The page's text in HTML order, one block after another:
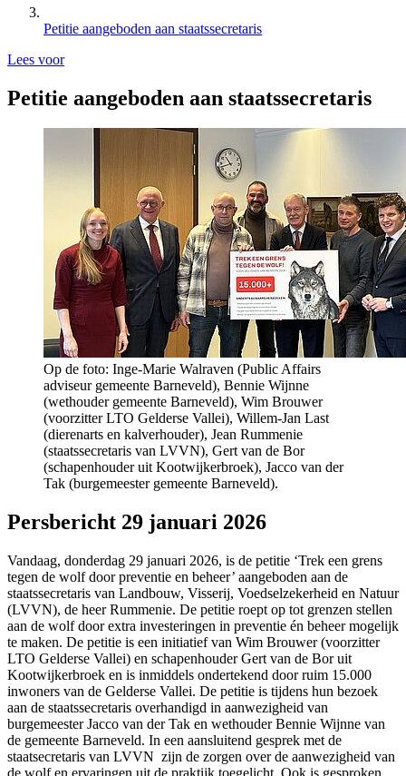
Petitie aangeboden aan staatssecretaris
Lees voor
Petitie aangeboden aan staatssecretaris
Op de foto: Inge-Marie Walraven (Public Affairs
adviseur gemeente Barneveld), Bennie Wijnne
(wethouder gemeente Barneveld), Wim Brouwer
(voorzitter LTO Gelderse Vallei), Willem-Jan Last
(dierenarts en kalverhouder), Jean Rummenie
(staatssecretaris van LVVN), Gert van de Bor
(schapenhouder uit Kootwijkerbroek), Jacco van der
Tak (burgemeester gemeente Barneveld).
Persbericht 29 januari 2026
Vandaag, donderdag 29 januari 2026, is de petitie ‘Trek een grens
tegen de wolf door preventie en beheer’ aangeboden aan de
staatssecretaris van Landbouw, Visserij, Voedselzekerheid en Natuur
(LVVN), de heer Rummenie. De petitie roept op tot grenzen stellen
aan de wolf door extra investeringen in preventie én beheer mogelijk
te maken. De petitie is een initiatief van Wim Brouwer (voorzitter
LTO Gelderse Vallei) en schapenhouder Gert van de Bor uit
Kootwijkerbroek en is inmiddels ondertekend door ruim 15.000
inwoners van de Gelderse Vallei. De petitie is tijdens hun bezoek
aan de staatssecretaris overhandigd in aanwezigheid van
burgemeester Jacco van der Tak en wethouder Bennie Wijnne van
de gemeente Barneveld. In een aansluitend gesprek met de
staatsecretaris van LVVN zijn de zorgen over de aanwezigheid van